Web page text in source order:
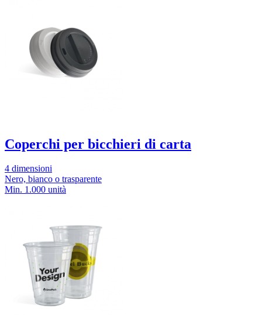
Coperchi per bicchieri di carta
4 dimensioni
Nero, bianco o trasparente
Min. 1.000 unità